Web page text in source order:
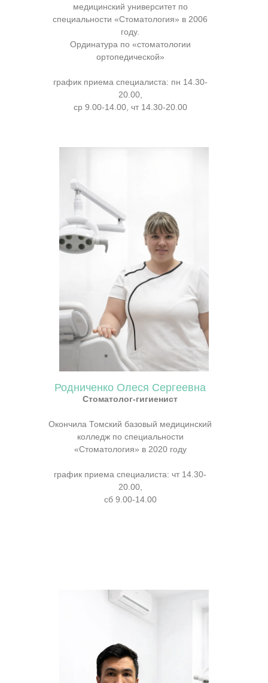
медицинский университет по
специальности «Стоматология» в 2006
году.
Ординатура по «стоматологии
ортопедической»
график приема специалиста: пн 14.30-
20.00,
ср 9.00-14.00, чт 14.30-20.00
Родниченко Олеся Сергеевна
Стоматолог-гигиенист
Окончила Томский базовый медицинский
колледж по специальности
«Стоматология» в 2020 году
график приема специалиста: чт 14.30-
20.00,
сб 9.00-14.00